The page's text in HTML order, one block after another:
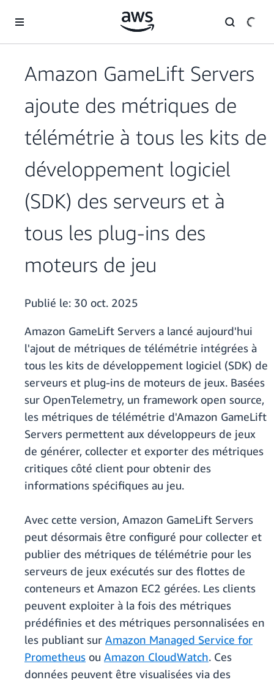
Amazon GameLift Servers
ajoute des métriques de
télémétrie à tous les kits de
développement logiciel
(SDK) des serveurs et à
tous les plug-ins des
moteurs de jeu
Publié le: 30 oct. 2025
Amazon GameLift Servers a lancé aujourd'hui
l'ajout de métriques de télémétrie intégrées à
tous les kits de développement logiciel (SDK) de
serveurs et plug-ins de moteurs de jeux. Basées
sur OpenTelemetry, un framework open source,
les métriques de télémétrie d'Amazon GameLift
Servers permettent aux développeurs de jeux
de générer, collecter et exporter des métriques
critiques côté client pour obtenir des
informations spécifiques au jeu.
Avec cette version, Amazon GameLift Servers
peut désormais être configuré pour collecter et
publier des métriques de télémétrie pour les
serveurs de jeux exécutés sur des flottes de
conteneurs et Amazon EC2 gérées. Les clients
peuvent exploiter à la fois des métriques
prédéfinies et des métriques personnalisées en
les publiant sur Amazon Managed Service for
Prometheus ou Amazon CloudWatch. Ces
données peuvent être visualisées via des